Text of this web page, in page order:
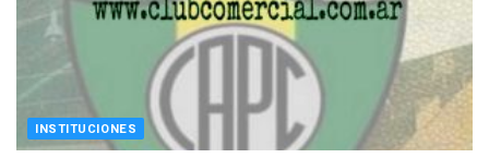
INSTITUCIONES